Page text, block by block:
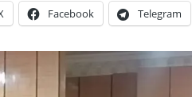
Facebook Telegram